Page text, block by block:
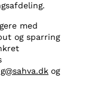
med
og sparring
og